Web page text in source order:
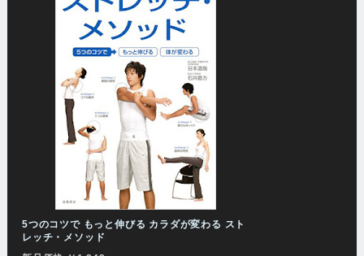
5つのコツで もっと伸びる カラダが変わる スト
レッチ・メソッド